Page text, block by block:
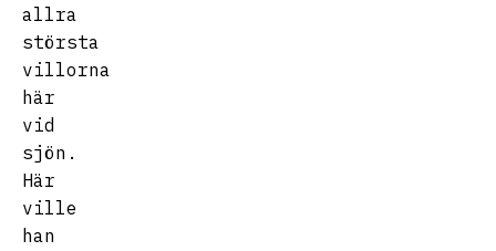
allra
största
villorna
här
vid
sjön.
Här
ville
han